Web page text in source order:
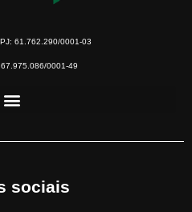
61.762.290/0001-03
0001-49
sociais